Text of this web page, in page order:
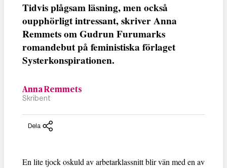
Tidvis plågsam läsning, men också
oupphörligt intressant, skriver Anna
Remmets om Gudrun Furumarks
romandebut på feministiska förlaget
Systerkonspirationen.
Anna Remmets
Skribent
Dela
En lite tjock oskuld av arbetarklassnitt blir vän med en av